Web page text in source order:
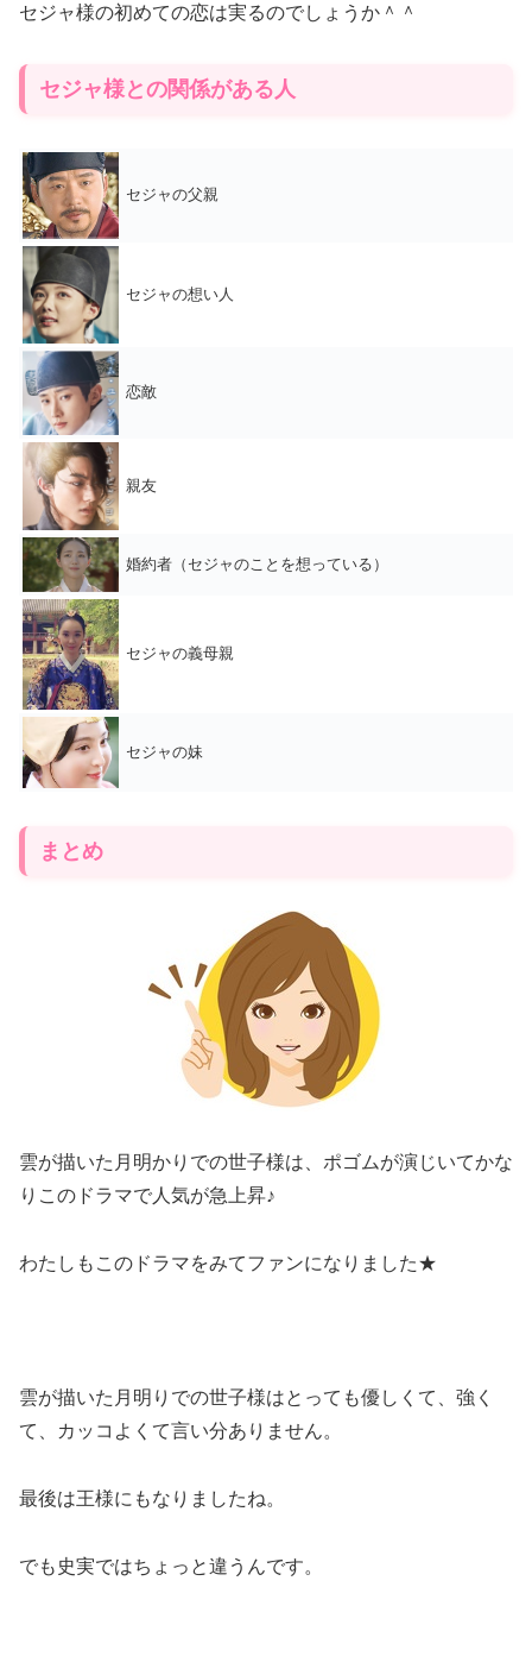
セジャ様の初めての恋は実るのでしょうか＾＾
セジャ様との関係がある人
セジャの父親
セジャの想い人
恋敵
親友
婚約者（セジャのことを想っている）
セジャの義母親
セジャの妹
まとめ
雲が描いた月明かりでの世子様は、ポゴムが演じいてかな
りこのドラマで人気が急上昇♪
わたしもこのドラマをみてファンになりました★
雲が描いた月明りでの世子様はとっても優しくて、強く
て、カッコよくて言い分ありません。
最後は王様にもなりましたね。
でも史実ではちょっと違うんです。